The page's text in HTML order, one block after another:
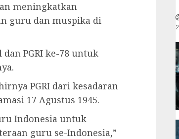
meningkatkan
guru dan muspika di
PGRI ke-78 untuk
PGRI dari kesadaran
17 Agustus 1945.
Indonesia untuk
guru se-Indonesia,”